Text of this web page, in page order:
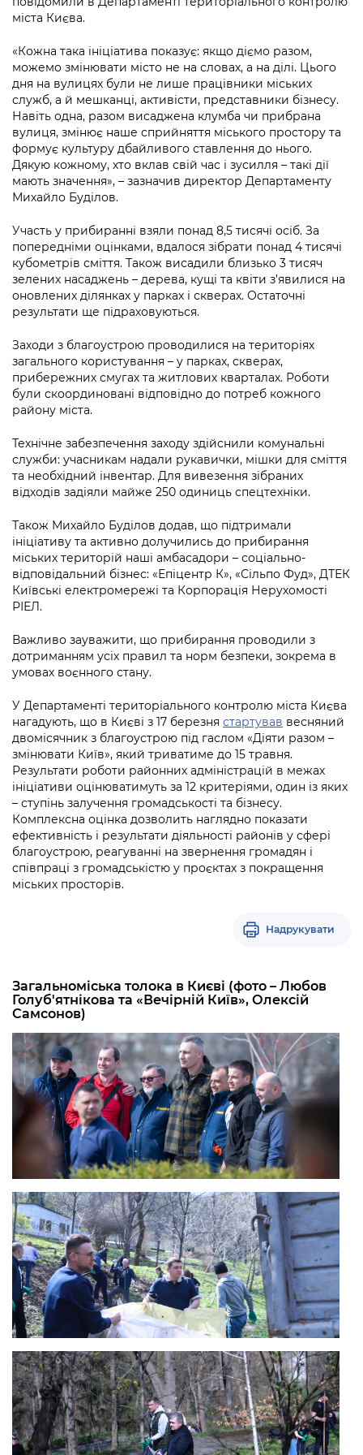
Підприємства, установи, організації
Річні звіти
Гендерна політика
Безбар'єрність
Київська міська військова адміністрація
Портал Захисників та Захисниць
Безбар'єрність
Портал послуг
Міський застосунок Київ Цифровий
Важливе під час воєнного стану
Уряд» – місцевий рівень»
Важливе під час воєнного стану
Про відкриті дані
Портал даних Києва
Публічні дашборди
міста Києва.
«Кожна така ініціатива показує: якщо діємо разом,
можемо змінювати місто не на словах, а на ділі. Цього
дня на вулицях були не лише працівники міських
служб, а й мешканці, активісти, представники бізнесу.
Навіть одна, разом висаджена клумба чи прибрана
вулиця, змінює наше сприйняття міського простору та
формує культуру дбайливого ставлення до нього.
Дякую кожному, хто вклав свій час і зусилля – такі дії
мають значення», – зазначив директор Департаменту
Михайло Буділов.
Участь у прибиранні взяли понад 8,5 тисячі осіб. За
попередніми оцінками, вдалося зібрати понад 4 тисячі
кубометрів сміття. Також висадили близько 3 тисяч
зелених насаджень – дерева, кущі та квіти з’явилися на
оновлених ділянках у парках і скверах. Остаточні
результати ще підраховуються.
Заходи з благоустрою проводилися на територіях
загального користування – у парках, скверах,
прибережних смугах та житлових кварталах. Роботи
були скоординовані відповідно до потреб кожного
району міста.
Технічне забезпечення заходу здійснили комунальні
служби: учасникам надали рукавички, мішки для сміття
та необхідний інвентар. Для вивезення зібраних
відходів задіяли майже 250 одиниць спецтехніки.
Також Михайло Буділов додав, що підтримали
ініціативу та активно долучились до прибирання
міських територій наші амбасадори – соціально-
відповідальний бізнес: «Епіцентр К», «Сільпо Фуд», ДТЕК
Київські електромережі та Корпорація Нерухомості
РІЕЛ.
Важливо зауважити, що прибирання проводили з
дотриманням усіх правил та норм безпеки, зокрема в
умовах воєнного стану.
У Департаменті територіального контролю міста Києва
нагадують, що в Києві з 17 березня стартував весняний
двомісячник з благоустрою під гаслом «Діяти разом –
змінювати Київ», який триватиме до 15 травня.
Результати роботи районних адміністрацій в межах
ініціативи оцінюватимуть за 12 критеріями, один із яких
– ступінь залучення громадськості та бізнесу.
Комплексна оцінка дозволить наглядно показати
ефективність і результати діяльності районів у сфері
благоустрою, реагуванні на звернення громадян і
співпраці з громадськістю у проєктах з покращення
міських просторів.
Надрукувати
Загальноміська толока в Києві (фото – Любов
Голуб'ятнікова та «Вечірній Київ», Олексій
Самсонов)